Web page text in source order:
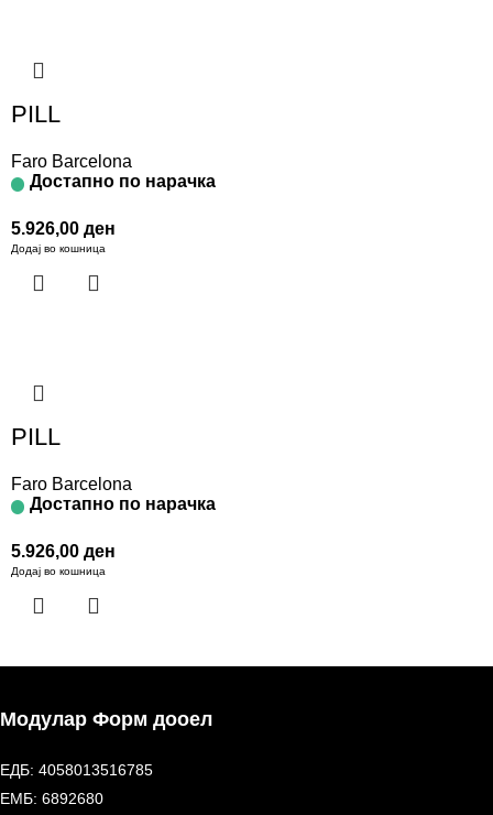
PILL
Faro Barcelona
Достапно по нарачка
5.926,00 ден
Додај во кошница
PILL
Faro Barcelona
Достапно по нарачка
5.926,00 ден
Додај во кошница
Модулар Форм дооел
ЕДБ: 4058013516785
ЕМБ: 6892680